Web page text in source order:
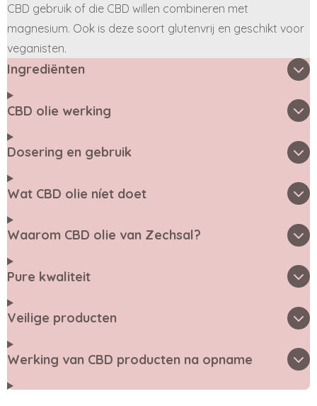
CBD gebruik of die CBD willen combineren met
magnesium. Ook is deze soort glutenvrij en geschikt voor
veganisten.
Ingrediënten
CBD olie werking
Dosering en gebruik
Wat CBD olie níet doet
Waarom CBD olie van Zechsal?
Pure kwaliteit
Veilige producten
Werking van CBD producten na opname